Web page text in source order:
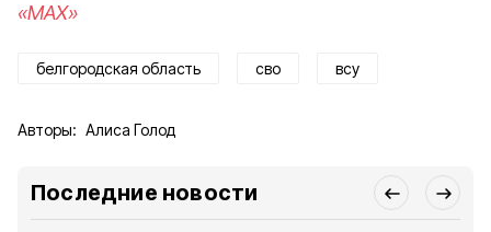
«MAX»
белгородская область сво всу
Авторы: Алиса Голод
Последние новости